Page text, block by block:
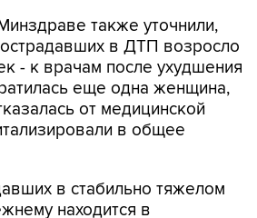
также уточнили,
в ДТП возросло
- к врачам после ухудшения
еще одна женщина,
от медицинской
в общее
в стабильно тяжелом
находится в